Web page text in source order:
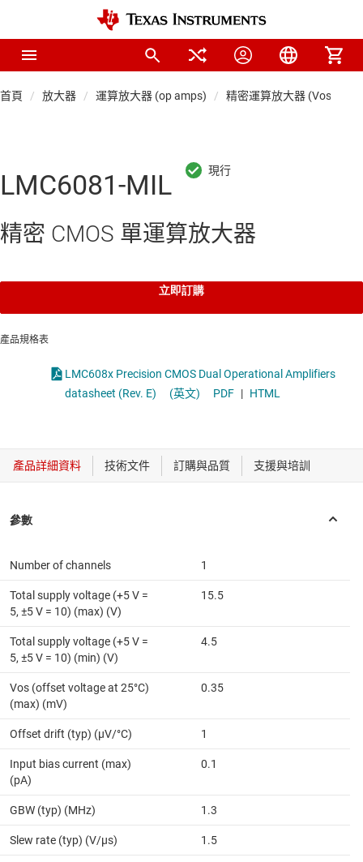
首頁 放大器 運算放大器 (op amps) 精密運算放大器 (Vos <
LMC6081-MIL
精密 CMOS 單運算放大器
立即訂購
產品規格表
LMC608x Precision CMOS Dual Operational Amplifiers
datasheet (Rev. E)
(英文) PDF | HTML
Number of channels 1
Total supply voltage (+5 V =
5, ±5 V = 10) (max) (V)
15.5
Total supply voltage (+5 V =
5, ±5 V = 10) (min) (V)
4.5
Vos (offset voltage at 25°C)
(max) (mV)
0.35
Offset drift (typ) (µV/°C) 1
Input bias current (max)
(pA)
0.1
GBW (typ) (MHz) 1.3
Slew rate (typ) (V/µs) 1.5